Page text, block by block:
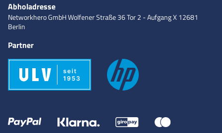
Abholadresse
Networkhero GmbHWolfener Straße 36Tor 2 - Aufgang X12681
Berlin
Partner